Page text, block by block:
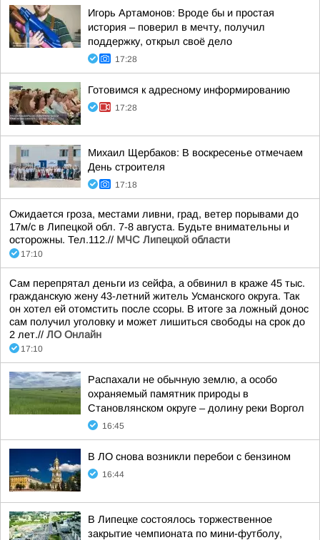
Игорь Артамонов: Вроде бы и простая
история – поверил в мечту, получил
поддержку, открыл своё дело
17:28
Готовимся к адресному информированию
17:28
Михаил Щербаков: В воскресенье отмечаем
День строителя
17:18
Ожидается гроза, местами ливни, град, ветер порывами до
17м/с в Липецкой обл. 7-8 августа. Будьте внимательны и
осторожны. Тел.112.// МЧС Липецкой области
17:10
Сам перепрятал деньги из сейфа, а обвинил в краже 45 тыс.
гражданскую жену 43-летний житель Усманского округа. Так
он хотел ей отомстить после ссоры. В итоге за ложный донос
сам получил уголовку и может лишиться свободы на срок до
2 лет.// ЛО Онлайн
17:10
Распахали не обычную землю, а особо
охраняемый памятник природы в
Становлянском округе – долину реки Воргол
16:45
В ЛО снова возникли перебои с бензином
16:44
В Липецке состоялось торжественное
закрытие чемпионата по мини-футболу,